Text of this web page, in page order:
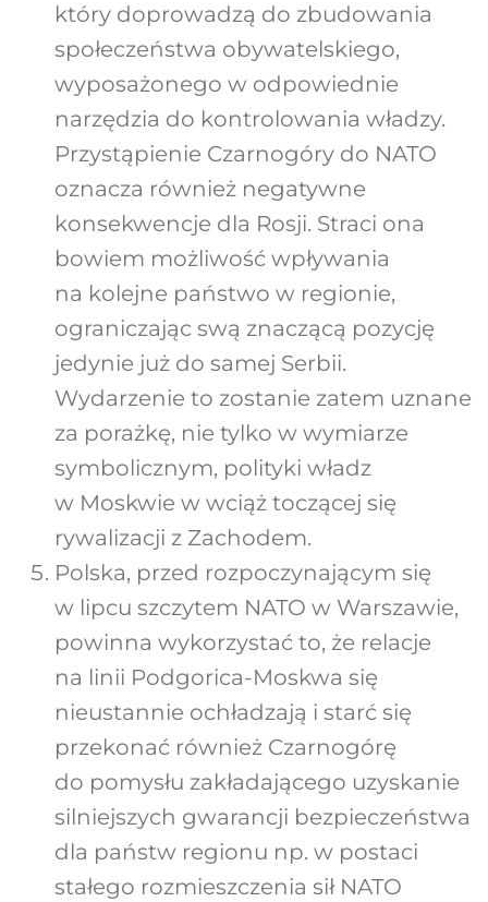
który doprowadzą do zbudowania
społeczeństwa obywatelskiego,
wyposażonego w odpowiednie
narzędzia do kontrolowania władzy.
Przystąpienie Czarnogóry do NATO
oznacza również negatywne
konsekwencje dla Rosji. Straci ona
bowiem możliwość wpływania
na kolejne państwo w regionie,
ograniczając swą znaczącą pozycję
jedynie już do samej Serbii.
Wydarzenie to zostanie zatem uznane
za porażkę, nie tylko w wymiarze
symbolicznym, polityki władz
w Moskwie w wciąż toczącej się
rywalizacji z Zachodem.
Polska, przed rozpoczynającym się
w lipcu szczytem NATO w Warszawie,
powinna wykorzystać to, że relacje
na linii Podgorica-Moskwa się
nieustannie ochładzają i starć się
przekonać również Czarnogórę
do pomysłu zakładającego uzyskanie
silniejszych gwarancji bezpieczeństwa
dla państw regionu np. w postaci
stałego rozmieszczenia sił NATO